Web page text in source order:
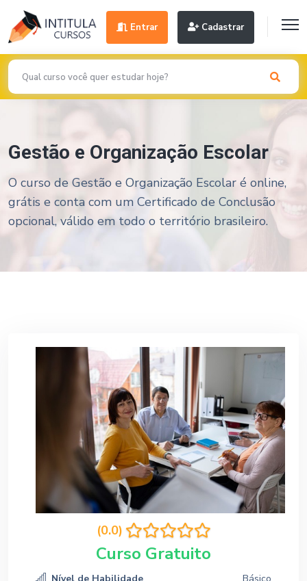
Entrar Cadastrar
Gestão e Organização Escolar
O curso de Gestão e Organização Escolar é online,
grátis e conta com um Certificado de Conclusão
opcional, válido em todo o território brasileiro.
(0.0)
Curso Gratuito
Nível de Habilidade
Básico